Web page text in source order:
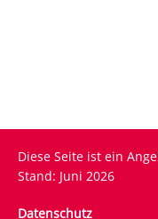
Diese Seite ist ein
Stand: Juni 2026
Datenschutz